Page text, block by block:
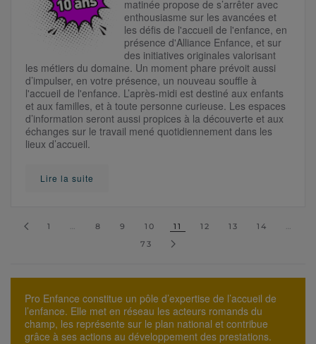
matinée propose de s’arrêter avec
enthousiasme sur les avancées et
les défis de l'accueil de l'enfance, en
présence d'Alliance Enfance, et sur
des initiatives originales valorisant
les métiers du domaine. Un moment phare prévoit aussi
d’impulser, en votre présence, un nouveau souffle à
l'accueil de l'enfance. L’après-midi est destiné aux enfants
et aux familles, et à toute personne curieuse. Les espaces
d’information seront aussi propices à la découverte et aux
échanges sur le travail mené quotidiennement dans les
lieux d’accueil.
Lire la suite
1 8 9 10 11 12 13 14
73
Pro Enfance constitue un pôle d’expertise de l’accueil de
l’enfance. Elle met en réseau les acteurs romands du
champ, les représente sur le plan national et contribue
grâce à ses actions au développement des prestations.